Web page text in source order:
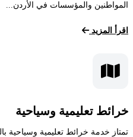
المواطنين والمؤسسات في الأردن...
اقرأ المزيد
خرائط تعليمية وسياحية
تمتاز خدمة خرائط تعليمية وسياحية